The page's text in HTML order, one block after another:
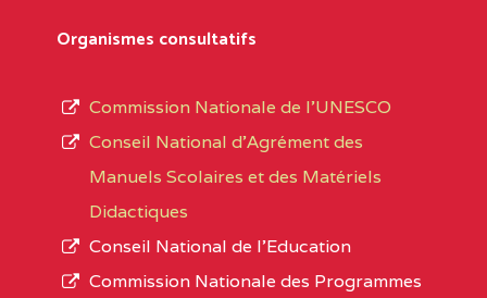
Noms
Localité
Région Noms
L’offre d’éducation del’Enseignement
d’immatriculation du mois de septembre
suit :
1950 établissements publics
Organismes consultatifs
Commission Nationale de l’UNESCO
Conseil National d’Agrément des
Manuels Scolaires et des Matériels
Didactiques
Conseil National de l’Education
Commission Nationale des Programmes